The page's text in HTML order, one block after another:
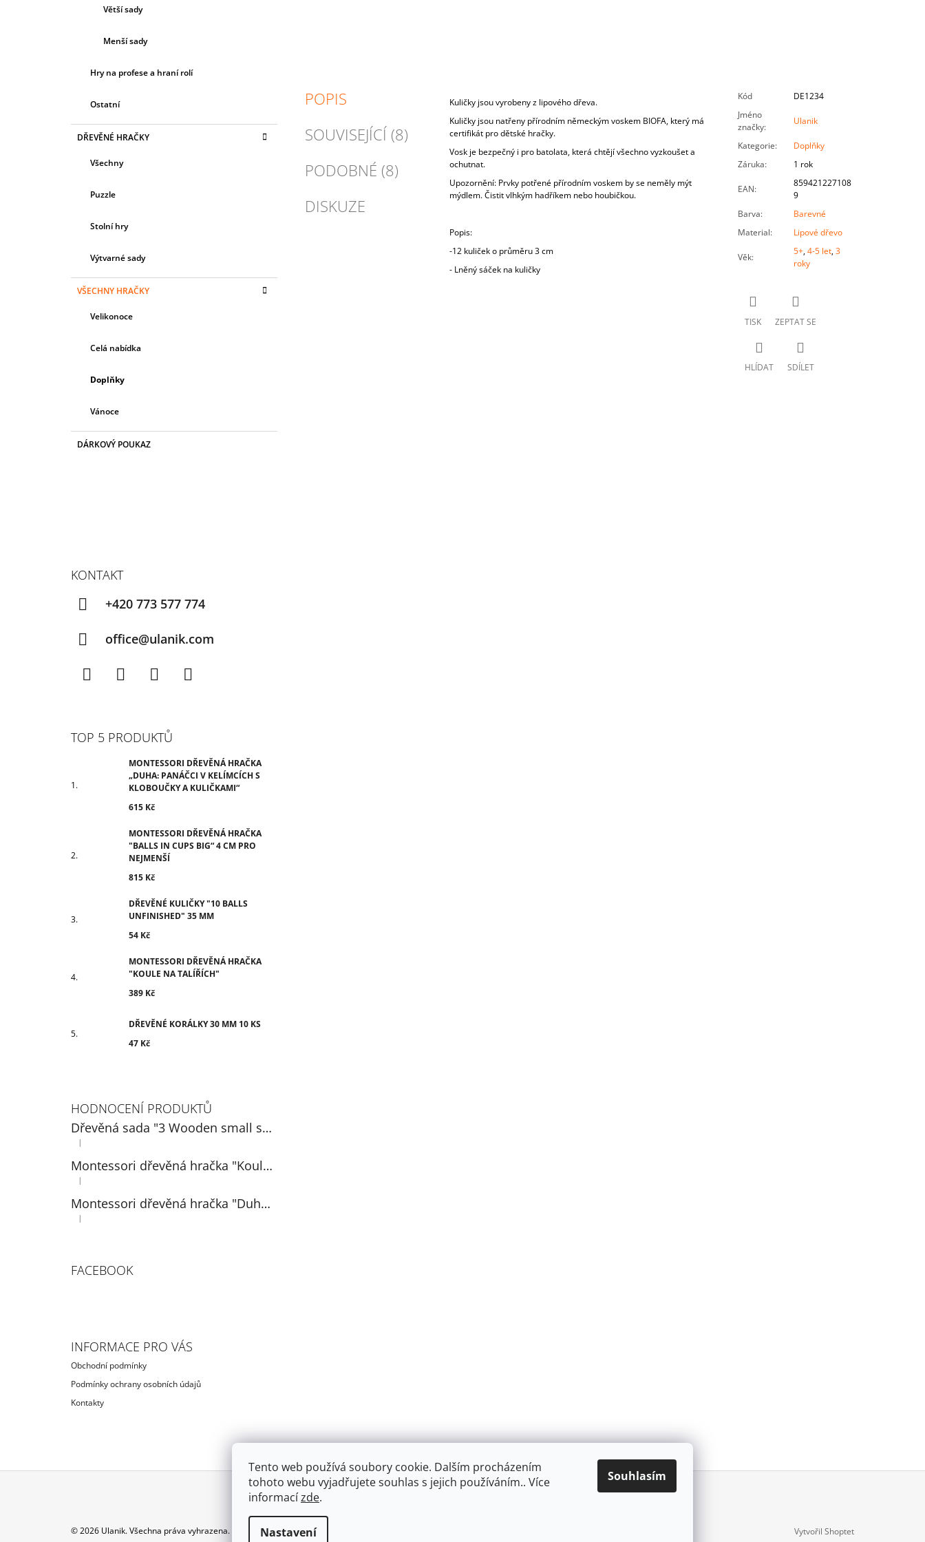
Tento web používá soubory cookie. Dalším procházením
tohoto webu vyjadřujete souhlas s jejich používáním.. Více
informacízde.
Nastavení
Souhlasím
Větší sady
Menší sady
Hry na profese a hraní rolí
Ostatní
DŘEVĚNÉ HRAČKY
Všechny
Puzzle
Stolní hry
Výtvarné sady
VŠECHNY HRAČKY
Velikonoce
Celá nabídka
Doplňky
Vánoce
DÁRKOVÝ POUKAZ
KONTAKT
+420 773 577 774
office@ulanik.com
TOP 5 PRODUKTŮ
MONTESSORI DŘEVĚNÁ HRAČKA
„DUHA: PANÁČCI V KELÍMCÍCH S
KLOBOUČKY A KULIČKAMI“
615 Kč
MONTESSORI DŘEVĚNÁ HRAČKA
"BALLS IN CUPS BIG“ 4 CM PRO
NEJMENŠÍ
815 Kč
DŘEVĚNÉ KULIČKY "10 BALLS
UNFINISHED" 35 MM
54 Kč
MONTESSORI DŘEVĚNÁ HRAČKA
"KOULE NA TALÍŘÍCH"
389 Kč
DŘEVĚNÉ KORÁLKY 30 MM 10 KS
47 Kč
HODNOCENÍ PRODUKTŮ
Dřevěná sada "3 Wooden small spoons" 14 cm
Hodnocení produktu je 5 z 5 hvězdiček.
|
Montessori dřevěná hračka "Koule na talířích"
Hodnocení produktu je 5 z 5 hvězdiček.
|
Montessori dřevěná hračka "Duhová: míčky v pohárech 3 cm"
Hodnocení produktu je 5 z 5 hvězdiček.
|
FACEBOOK
INFORMACE PRO VÁS
Obchodní podmínky
Podmínky ochrany osobních údajů
Kontakty
POPIS
SOUVISEJÍCÍ (8)
PODOBNÉ (8)
DISKUZE
Kuličky jsou vyrobeny z lipového dřeva.
Kuličky jsou natřeny přírodním německým voskem BIOFA, který má
certifikát pro dětské hračky.
Vosk je bezpečný i pro batolata, která chtějí všechno vyzkoušet a
ochutnat.
Upozornění: Prvky potřené přírodním voskem by se neměly mýt
mýdlem. Čistit vlhkým hadříkem nebo houbičkou.
Popis:
-12 kuliček o průměru 3 cm
- Lněný sáček na kuličky
Kód
DE1234
Jméno
značky:
Ulanik
Kategorie:
Doplňky
Záruka: 1 rok
EAN:
859421227108
9
Barva:
Barevné
Material: Lipové dřevo
Věk:
5+,4-5 let,3
roky
TISK ZEPTAT SE
HLÍDAT SDÍLET
Vytvořil Shoptet
© 2026 Ulanik. Všechna práva vyhrazena. Upravit nastavení cookies